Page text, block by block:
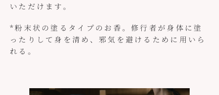
いただけます。
*粉末状の塗るタイプのお香。修行者が身体に塗
ったりして身を清め、邪気を避けるために用いら
れる。